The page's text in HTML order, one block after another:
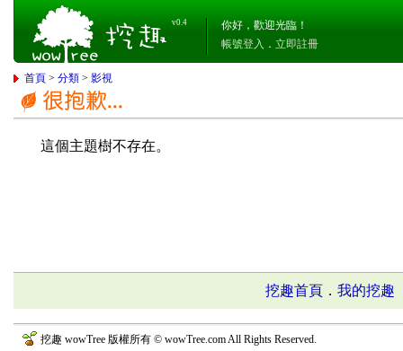
v0.4
你好，歡迎光臨！
帳號登入 ． 立即註冊
首頁 >分類 >影視
這個主題樹不存在。
挖趣首頁 ．我的挖趣
挖趣 wowTree 版權所有 © wowTree.com All Rights Reserved.